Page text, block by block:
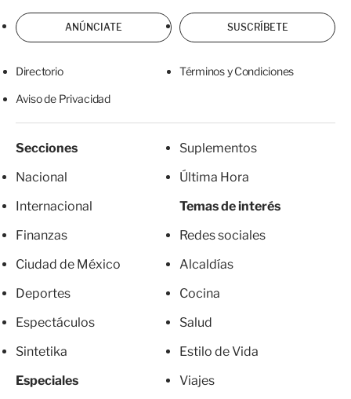
ANÚNCIATE SUSCRÍBETE
Directorio Términos y Condiciones
Aviso de Privacidad
Secciones
Nacional
Internacional
Finanzas
Ciudad de México
Deportes
Espectáculos
Sintetika
Especiales
Suplementos
Última Hora
Temas de interés
Redes sociales
Alcaldías
Cocina
Salud
Estilo de Vida
Viajes